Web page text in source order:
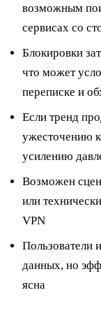
возможным
сервисах со
Блокировки
что может
переписке и
Если тренд
ужесточению
усилению
Возможен
или
VPN
Пользователи
данных, но
ясна